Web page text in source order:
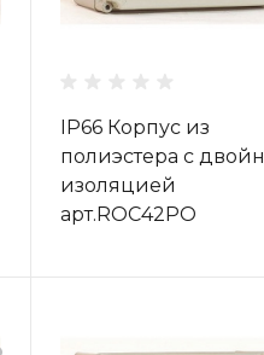
IP66 Корпус из
полиэстера с
изоляцией
арт.ROC42PO